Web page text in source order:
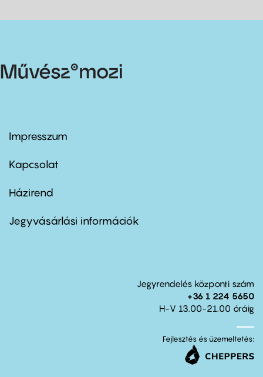
Footer
first
Impresszum
Kapcsolat
Footer
second
Házirend
Jegyvásárlási információk
Jegyrendelés központi szám
+36 1 224 5650
H-V 13.00-21.00 óráig
Fejlesztés és üzemeltetés: